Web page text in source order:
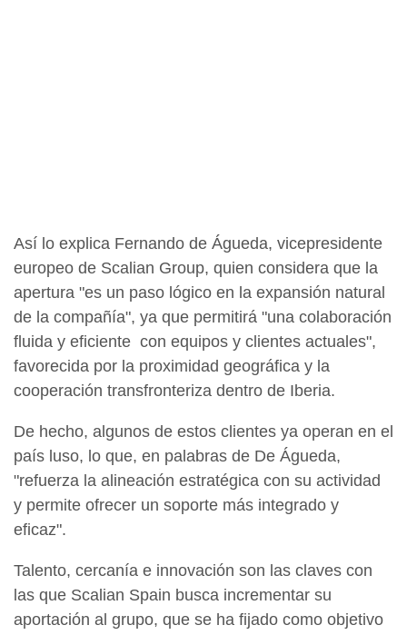
Así lo explica Fernando de Águeda, vicepresidente
europeo de Scalian Group, quien considera que la
apertura "es un paso lógico en la expansión natural
de la compañía", ya que permitirá "una colaboración
fluida y eficiente con equipos y clientes actuales",
favorecida por la proximidad geográfica y la
cooperación transfronteriza dentro de Iberia.
De hecho, algunos de estos clientes ya operan en el
país luso, lo que, en palabras de De Águeda,
"refuerza la alineación estratégica con su actividad
y permite ofrecer un soporte más integrado y
eficaz".
Talento, cercanía e innovación son las claves con
las que Scalian Spain busca incrementar su
aportación al grupo, que se ha fijado como objetivo